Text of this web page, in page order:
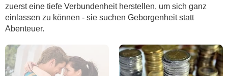
zuerst eine tiefe Verbundenheit herstellen, um sich ganz
einlassen zu können - sie suchen Geborgenheit statt
Abenteuer.